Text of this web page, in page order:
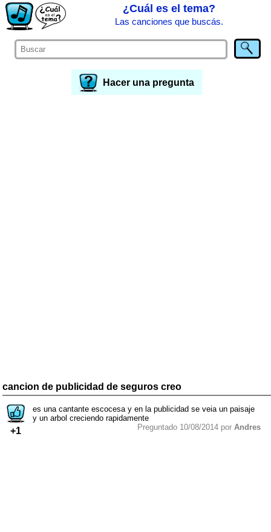
¿Cuál es el tema?
Las canciones que buscás.
Hacer una pregunta
cancion de publicidad de seguros creo
+1
es una cantante escocesa y en la publicidad se veia un paisaje
y un arbol creciendo rapidamente
Preguntado 10/08/2014 por Andres